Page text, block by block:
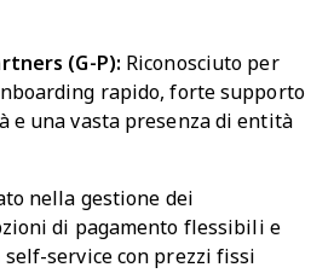
(G-P): Riconosciuto per
rapido, forte supporto
e una vasta presenza di entità
nella gestione dei
di pagamento flessibili e
service con prezzi fissi